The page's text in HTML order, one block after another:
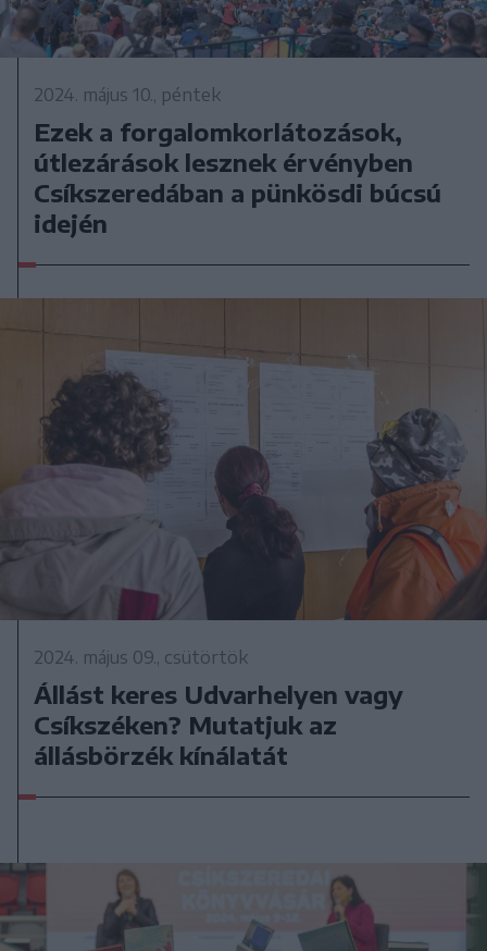
2024. május 10., péntek
Ezek a forgalomkorlátozások,
útlezárások lesznek érvényben
Csíkszeredában a pünkösdi búcsú
idején
2024. május 09., csütörtök
Állást keres Udvarhelyen vagy
Csíkszéken? Mutatjuk az
állásbörzék kínálatát